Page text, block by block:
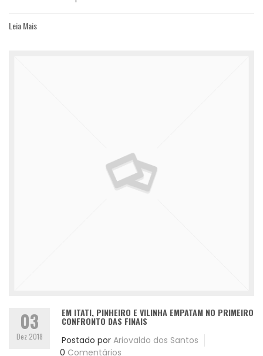
Leia Mais
03
Dez 2018
EM ITATI, PINHEIRO E VILINHA EMPATAM NO PRIMEIRO
CONFRONTO DAS FINAIS
Postado por Ariovaldo dos Santos
0 Comentários